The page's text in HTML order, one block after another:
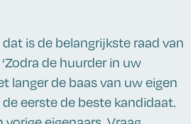
is de belangrijkste raad van
de huurder in uw
langer de baas van uw eigen
eerste de beste kandidaat.